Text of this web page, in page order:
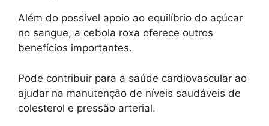
Além do possível apoio ao equilíbrio do açúcar
no sangue, a cebola roxa oferece outros
benefícios importantes.
Pode contribuir para a saúde cardiovascular ao
ajudar na manutenção de níveis saudáveis de
colesterol e pressão arterial.